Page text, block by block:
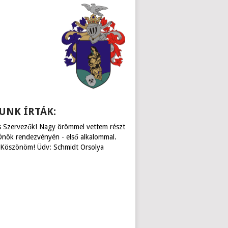
ÍRTÁK:
Szervezők! Nagy örömmel vettem részt
rendezvényén - első alkalommal.
Köszönöm! Üdv: Schmidt Orsolya